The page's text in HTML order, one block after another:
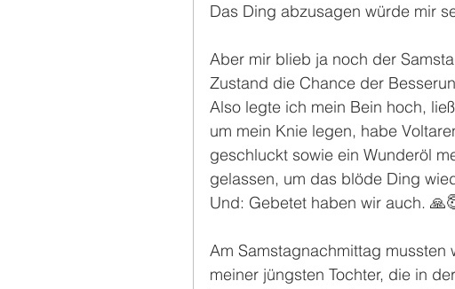
Das Ding abzusagen würde mir
Aber mir blieb ja noch der
Zustand die Chance der
Also legte ich mein Bein hoch,
um mein Knie legen, habe
geschluckt sowie ein Wunderöl
gelassen, um das blöde Ding
Und: Gebetet haben wir auch.
Am Samstagnachmittag mussten
meiner jüngsten Tochter, die in